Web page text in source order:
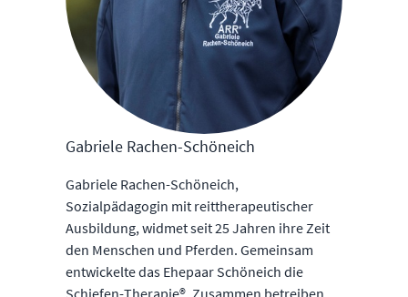
Gabriele Rachen-Schöneich
Gabriele Rachen-Schöneich,
Sozialpädagogin mit reittherapeutischer
Ausbildung, widmet seit 25 Jahren ihre Zeit
den Menschen und Pferden. Gemeinsam
entwickelte das Ehepaar Schöneich die